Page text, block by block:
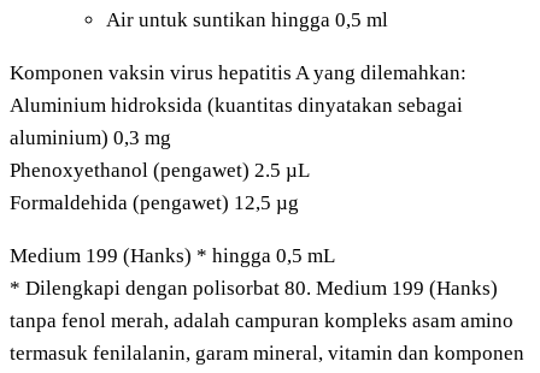
Air untuk suntikan hingga 0,5 ml
Komponen vaksin virus hepatitis A yang dilemahkan:
Aluminium hidroksida (kuantitas dinyatakan sebagai
aluminium) 0,3 mg
Phenoxyethanol (pengawet) 2.5 µL
Formaldehida (pengawet) 12,5 µg
Medium 199 (Hanks) * hingga 0,5 mL
* Dilengkapi dengan polisorbat 80. Medium 199 (Hanks)
tanpa fenol merah, adalah campuran kompleks asam amino
termasuk fenilalanin, garam mineral, vitamin dan komponen